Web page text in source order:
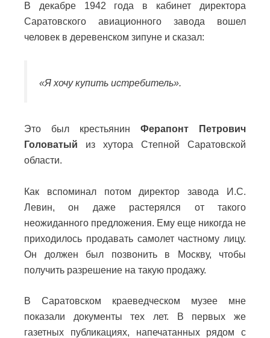
В декабре 1942 года в кабинет директора
Саратовского авиационного завода вошел
человек в деревенском зипуне и сказал:
«Я хочу купить истребитель».
Это был крестьянин Ферапонт Петрович
Головатый из хутора Степной Саратовской
области.
Как вспоминал потом директор завода И.С.
Левин, он даже растерялся от такого
неожиданного предложения. Ему еще никогда не
приходилось продавать самолет частному лицу.
Он должен был позвонить в Москву, чтобы
получить разрешение на такую продажу.
В Саратовском краеведческом музее мне
показали документы тех лет. В первых же
газетных публикациях, напечатанных рядом с